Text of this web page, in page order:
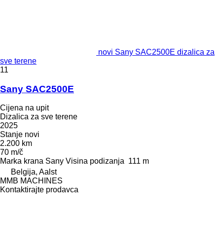
novi Sany SAC2500E dizalica za
sve terene
11
Sany SAC2500E
Cijena na upit
Dizalica za sve terene
2025
Stanje novi
2.200 km
70 m/č
Marka krana Sany Visina podizanja 111 m
Belgija, Aalst
MMB MACHINES
Kontaktirajte prodavca